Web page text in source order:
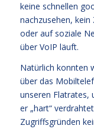
keine schnellen
nachzusehen,
oder auf soziale
über VoIP läuft.
Natürlich konnten
über das
unseren Flatrates,
er „hart“
Zugriffsgründen